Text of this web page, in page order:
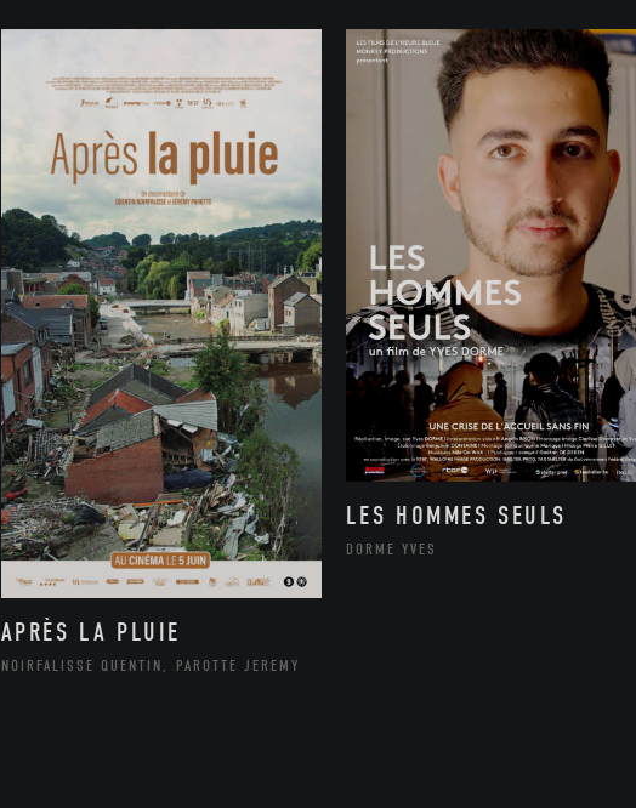
APRÈS LA PLUIE
NOIRFALISSE QUENTIN, PAROTTE JEREMY
LES HOMMES SEULS
DORME YVES